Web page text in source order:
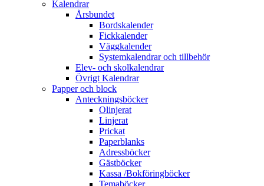
Kalendrar
Årsbundet
Bordskalender
Fickkalender
Väggkalender
Systemkalendrar och tillbehör
Elev- och skolkalendrar
Övrigt Kalendrar
Papper och block
Anteckningsböcker
Olinjerat
Linjerat
Prickat
Paperblanks
Adressböcker
Gästböcker
Kassa /Bokföringböcker
Temaböcker